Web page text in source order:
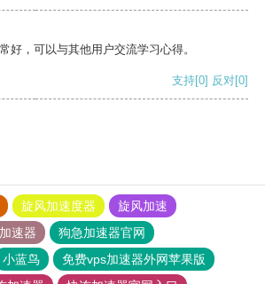
好，可以与其他用户交流学习心得。
支持[0] 反对[0]
旋风加速度器
旋风加速
速器
狗急加速器官网
小蓝鸟
免费vps加速器外网苹果版